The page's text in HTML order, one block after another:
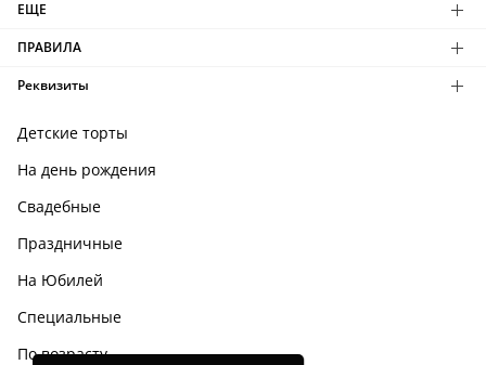
ЕЩЕ
ПРАВИЛА
Реквизиты
Детские торты
На день рождения
Свадебные
Праздничные
На Юбилей
Специальные
По возрасту